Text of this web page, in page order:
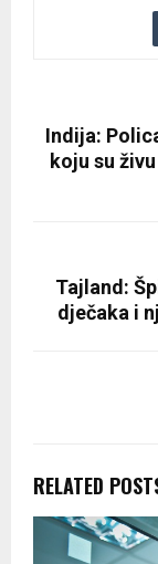
Indija:
koju su
Tajland:
dječaka i
RELATED